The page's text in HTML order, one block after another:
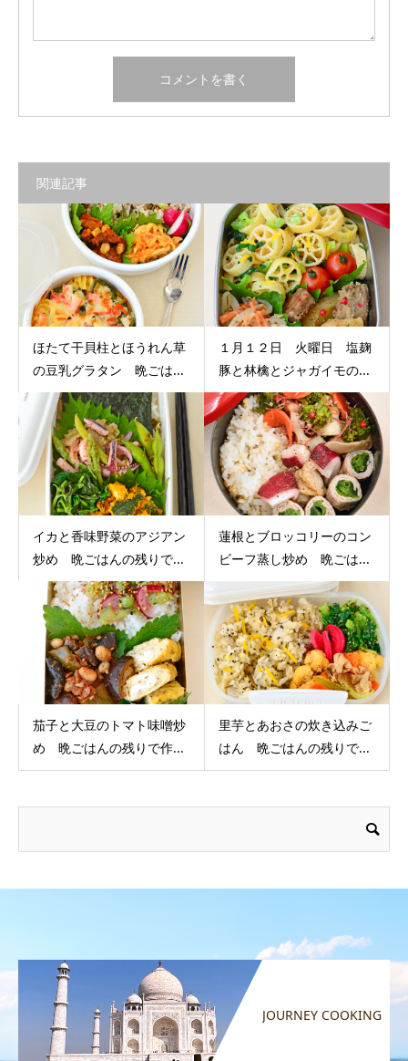
関連記事
ほたて干貝柱とほうれん草
の豆乳グラタン 晩ごは...
１月１２日 火曜日 塩麹
豚と林檎とジャガイモの...
イカと香味野菜のアジアン
炒め 晩ごはんの残りで...
蓮根とブロッコリーのコン
ビーフ蒸し炒め 晩ごは...
茄子と大豆のトマト味噌炒
め 晩ごはんの残りで作...
里芋とあおさの炊き込みご
はん 晩ごはんの残りで...
JOURNEY COOKING